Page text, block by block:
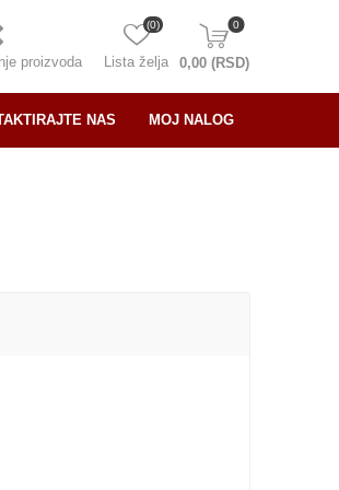
proizvoda Lista želja
(0) 0
0,00 (RSD)
NAS MOJ NALOG